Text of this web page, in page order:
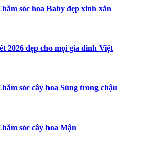
sóc hoa Baby đẹp xinh xắn
2026 đẹp cho mọi gia đình Việt
sóc cây hoa Súng trong chậu
sóc cây hoa Mận